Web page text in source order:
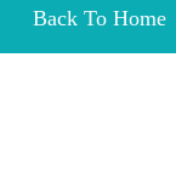
Back To Home